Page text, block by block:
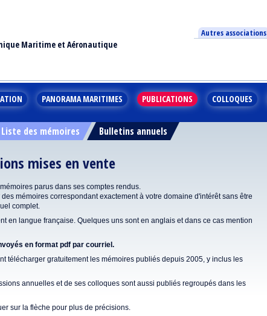
Maritime et Aéronautique
Autres associations
PANORAMA MARITIMES PUBLICATIONS COLLOQUES
Liste des mémoires Bulletins annuels
mises en vente
parus dans ses comptes rendus.
mémoires correspondant exactement à votre domaine d'intérêt sans être
complet.
en langue française. Quelques uns sont en anglais et dans ce cas mention
en format pdf par courriel.
télécharger gratuitement les mémoires publiés depuis 2005, y inclus les
annuelles et de ses colloques sont aussi publiés regroupés dans les
sur la flèche pour plus de précisions.